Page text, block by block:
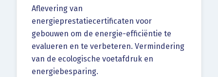
Aflevering van
energieprestatiecertificaten voor
gebouwen om de energie-efficiëntie te
evalueren en te verbeteren. Vermindering
van de ecologische voetafdruk en
energiebesparing.